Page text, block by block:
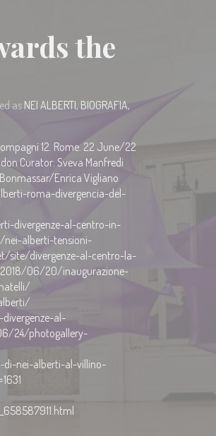
the
asNEI ALBERTI, BIOGRAFIA,
12. Rome. 22 June/22
Curator: Sveva Manfredi
Enrica Vigliano
roma-divergencia-del-
divergenze-al-centro-in-
alberti-tensioni-
site/divergenze-al-centro-la-
06/20/inaugurazione-
al-
24/photogallery-
nei-alberti-al-villino-